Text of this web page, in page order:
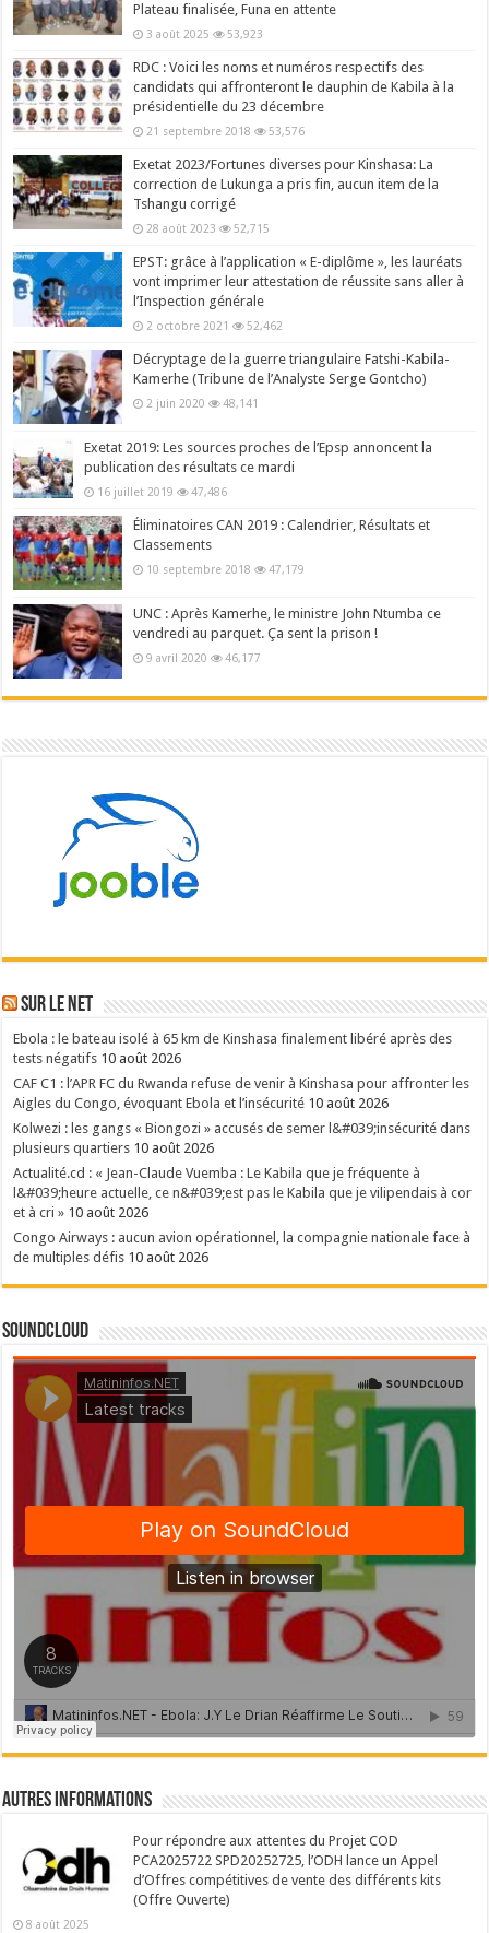
Plateau finalisée, Funa en attente
3 août 2025 53,923
RDC : Voici les noms et numéros respectifs des
candidats qui affronteront le dauphin de Kabila à la
présidentielle du 23 décembre
21 septembre 2018 53,576
Exetat 2023/Fortunes diverses pour Kinshasa: La
correction de Lukunga a pris fin, aucun item de la
Tshangu corrigé
28 août 2023 52,715
EPST: grâce à l’application « E-diplôme », les lauréats
vont imprimer leur attestation de réussite sans aller à
l’Inspection générale
2 octobre 2021 52,462
Décryptage de la guerre triangulaire Fatshi-Kabila-
Kamerhe (Tribune de l’Analyste Serge Gontcho)
2 juin 2020 48,141
Exetat 2019: Les sources proches de l’Epsp annoncent la
publication des résultats ce mardi
16 juillet 2019 47,486
Éliminatoires CAN 2019 : Calendrier, Résultats et
Classements
10 septembre 2018 47,179
UNC : Après Kamerhe, le ministre John Ntumba ce
vendredi au parquet. Ça sent la prison !
9 avril 2020 46,177
Sur le NET
Ebola : le bateau isolé à 65 km de Kinshasa finalement libéré après des
tests négatifs 10 août 2026
CAF C1 : l’APR FC du Rwanda refuse de venir à Kinshasa pour affronter les
Aigles du Congo, évoquant Ebola et l’insécurité 10 août 2026
Kolwezi : les gangs « Biongozi » accusés de semer l&#039;insécurité dans
plusieurs quartiers 10 août 2026
Actualité.cd : « Jean-Claude Vuemba : Le Kabila que je fréquente à
l&#039;heure actuelle, ce n&#039;est pas le Kabila que je vilipendais à cor
et à cri » 10 août 2026
Congo Airways : aucun avion opérationnel, la compagnie nationale face à
de multiples défis 10 août 2026
SoundCloud
Autres Informations
Pour répondre aux attentes du Projet COD
PCA2025722 SPD20252725, l’ODH lance un Appel
d’Offres compétitives de vente des différents kits
(Offre Ouverte)
8 août 2025